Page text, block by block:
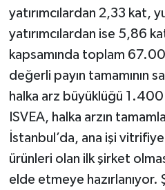
yatırımcılardan 2,33 kat,
yatırımcılardan ise 5,86
kapsamında toplam
değerli payın tamamının
halka arz büyüklüğü
ISVEA, halka arzın
İstanbul’da, ana işi
ürünleri olan ilk şirket
elde etmeye hazırlanıyor.